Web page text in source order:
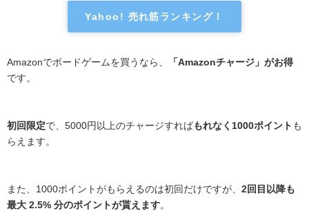
Yahoo! 売れ筋ランキング！
Amazonでボードゲームを買うなら、
「Amazonチャージ」がお得
です。
初回限定で、5000円以上のチャージすればもれなく1000ポイント も
らえます。
また、1000ポイントがもらえるのは初回だけですが、 2回目以降も
最大 2.5% 分のポイントが貰えます。